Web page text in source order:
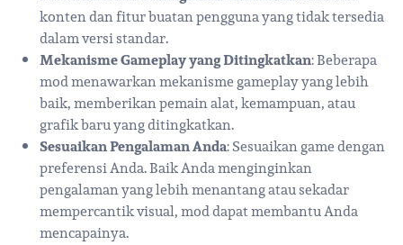
konten dan fitur buatan pengguna yang tidak tersedia
dalam versi standar.
Mekanisme Gameplay yang Ditingkatkan: Beberapa
mod menawarkan mekanisme gameplay yang lebih
baik, memberikan pemain alat, kemampuan, atau
grafik baru yang ditingkatkan.
Sesuaikan Pengalaman Anda: Sesuaikan game dengan
preferensi Anda. Baik Anda menginginkan
pengalaman yang lebih menantang atau sekadar
mempercantik visual, mod dapat membantu Anda
mencapainya.